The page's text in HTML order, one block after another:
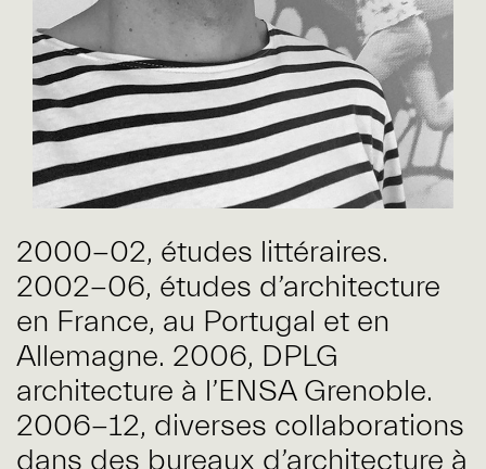
2000-02, études littéraires.
2002-06, études d’architecture
en France, au Portugal et en
Allemagne. 2006, DPLG
architecture à l’ENSA Grenoble.
2006-12, diverses collaborations
dans des bureaux d’architecture à